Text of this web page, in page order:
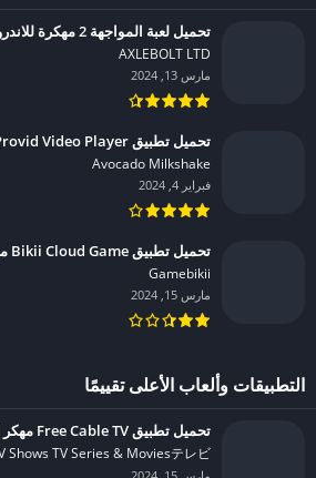
تحميل لعبة المواجهة 2 مهكرة للاندرويد 2024
AXLEBOLT LTD‏
مارس 13, 2024
تحميل تطبيق Provid Video Player مهكر للاندرويد 2024
Avocado Milkshake‏
فبراير 4, 2024
تحميل تطبيق Bikii Cloud Game مهكر للاندرويد 2024
Gamebikii‏
مارس 15, 2024
التطبيقات وألعاب الأعلى تقييمًا
تحميل تطبيق Free Cable TV مهكر للاندرويد 2024
Shows TV Series & Moviesテレビ‏